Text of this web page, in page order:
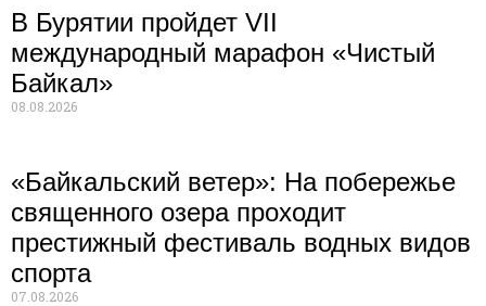
В Бурятии пройдет VII
международный марафон «Чистый
Байкал»
08.08.2026
«Байкальский ветер»: На побережье
священного озера проходит
престижный фестиваль водных видов
спорта
07.08.2026